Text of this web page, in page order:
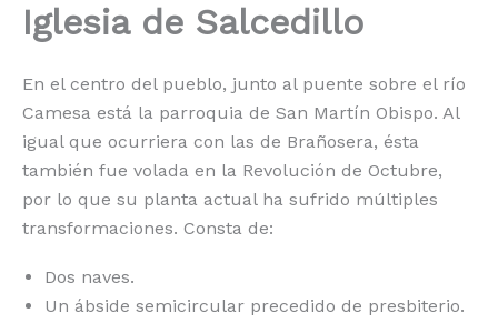
Iglesia de Salcedillo
En el centro del pueblo, junto al puente sobre el río
Camesa está la parroquia de San Martín Obispo. Al
igual que ocurriera con las de Brañosera, ésta
también fue volada en la Revolución de Octubre,
por lo que su planta actual ha sufrido múltiples
transformaciones. Consta de:
Dos naves.
Un ábside semicircular precedido de presbiterio.